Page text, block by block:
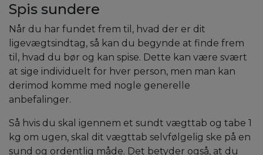
Spis sundere
Når du har fundet frem til, hvad der er dit
ligevægtsindtag, så kan du begynde at finde frem
til, hvad du bør og kan spise. Dette kan være svært
at sige individuelt for hver person, men man kan
derimod komme med nogle generelle
anbefalinger.
Så hvis du skal igennem et sundt vægttab og tabe 1
kg om ugen, skal dit vægttab selvfølgelig ske på en
sund og ordentlig måde. Det betyder også, at du